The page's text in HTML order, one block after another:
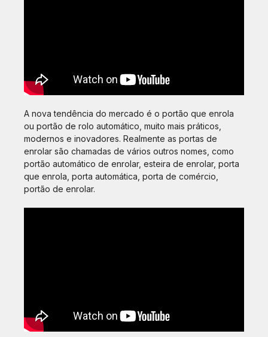
A nova tendência do mercado é o portão que enrola
ou portão de rolo automático, muito mais práticos,
modernos e inovadores. Realmente as portas de
enrolar são chamadas de vários outros nomes, como
portão automático de enrolar, esteira de enrolar, porta
que enrola, porta automática, porta de comércio,
portão de enrolar.